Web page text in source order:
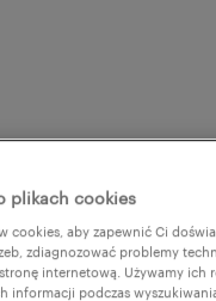
plikach cookies
cookies, aby zapewnić Ci
zdiagnozować problemy
internetową. Używamy ich
informacji podczas